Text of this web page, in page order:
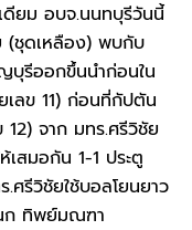
ดียม อบจ.นนทบุรีวันนี้
(ชุดเหลือง) พบกับ
บุรีออกขึ้นนำก่อนใน
ลข 11) ก่อนที่กัปตัน
จาก มทร.ศรีวิชัย
เสมอกัน 1-1 ประตู
ศรีวิชัยใช้บอลโยนยาว
ก ทิพย์มณฑา